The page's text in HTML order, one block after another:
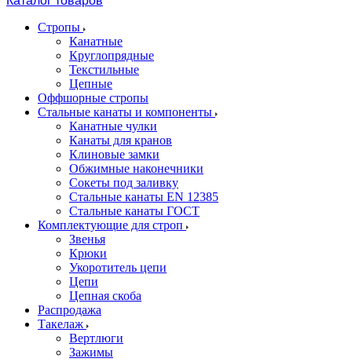
Стропы
Канатные
Круглопрядные
Текстильные
Цепные
Оффшорные стропы
Стальные канаты и компоненты
Канатные чулки
Канаты для кранов
Клиновые замки
Обжимные наконечники
Сокеты под заливку
Стальные канаты EN 12385
Стальные канаты ГОСТ
Комплектующие для строп
Звенья
Крюки
Укоротитель цепи
Цепи
Цепная скоба
Распродажа
Такелаж
Вертлюги
Зажимы